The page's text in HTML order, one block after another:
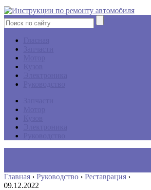
Главная › Руководство › Реставрация ›
09.12.2022